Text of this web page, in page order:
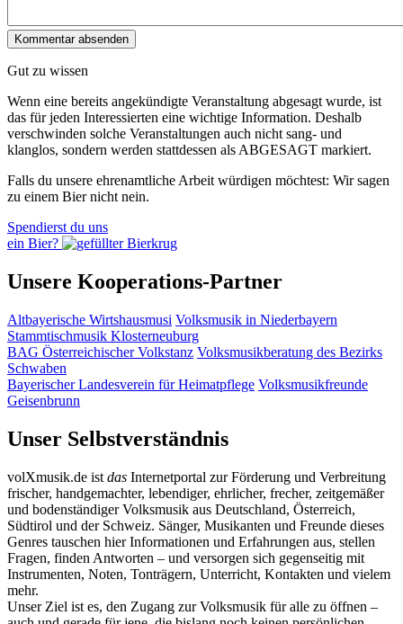
Gut zu wissen
Wenn eine bereits ange­kündigte Veranstaltung abgesagt wurde, ist
das für jeden Interessierten eine wichtige Information. Deshalb
verschwinden solche Veran­staltungen auch nicht sang- und
klanglos, sondern werden statt­dessen alsABGESAGT markiert.
Falls du unsere ehrenamtliche Arbeit würdigen möchtest: Wir sagen
zu einem Bier nicht nein.
Spendierst du uns
ein Bier?
Unsere Kooperations-Partner
Altbayerische Wirtshausmusi Volksmusik in Niederbayern
Stammtischmusik Klosterneuburg
BAG Österreichischer Volkstanz Volksmusikberatung des Bezirks
Schwaben
Bayerischer Landesverein für Heimatpflege Volksmusikfreunde
Geisenbrunn
Unser Selbstverständnis
volXmusik.de ist das Internetportal zur Förderung und Verbreitung
frischer, handgemachter, lebendiger, ehrlicher, frecher, zeitgemäßer
und bodenständiger Volksmusik aus Deutschland, Österreich,
Südtirol und der Schweiz. Sänger, Musikanten und Freunde dieses
Genres tauschen hier Informationen und Erfahrungen aus, stellen
Fragen, finden Antworten – und versorgen sich gegenseitig mit
Instrumenten, Noten, Tonträgern, Unterricht, Kontakten und vielem
mehr.
Unser Ziel ist es, den Zugang zur Volksmusik für alle zu öffnen –